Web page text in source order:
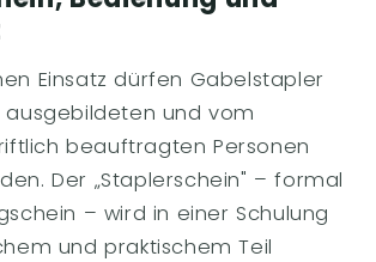
Einsatz dürfen Gabelstapler
und vom
beauftragten Personen
Der „Staplerschein" – formal
– wird in einer Schulung
und praktischem Teil